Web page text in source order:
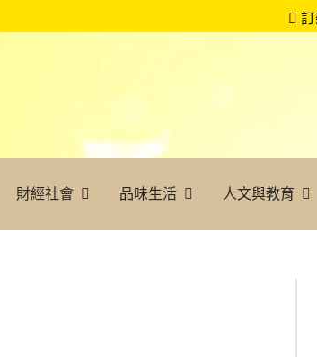
財經社會 品味生活 人文與教育